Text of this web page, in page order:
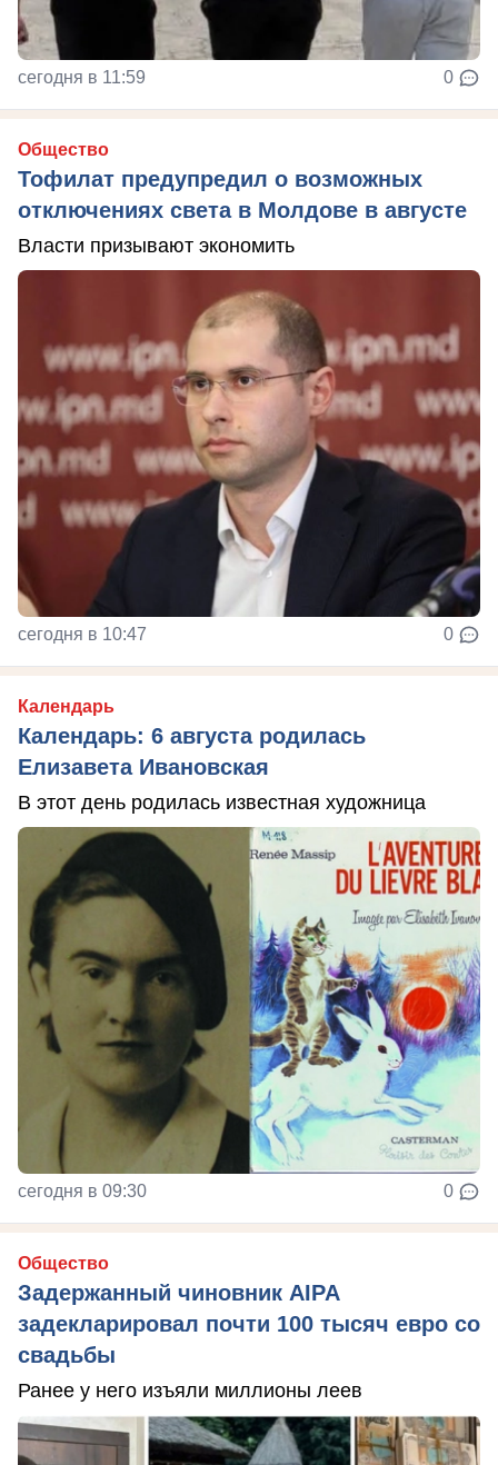
сегодня в 11:59 0
Общество
Тофилат предупредил о возможных
отключениях света в Молдове в августе
Власти призывают экономить
сегодня в 10:47 0
Календарь
Календарь: 6 августа родилась
Елизавета Ивановская
В этот день родилась известная художница
сегодня в 09:30 0
Общество
Задержанный чиновник AIPA
задекларировал почти 100 тысяч евро со
свадьбы
Ранее у него изъяли миллионы леев